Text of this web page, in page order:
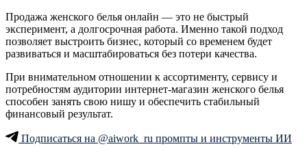
Продажа женского белья онлайн — это не быстрый
эксперимент, а долгосрочная работа. Именно такой подход
позволяет выстроить бизнес, который со временем будет
развиваться и масштабироваться без потери качества.
При внимательном отношении к ассортименту, сервису и
потребностям аудитории интернет-магазин женского белья
способен занять свою нишу и обеспечить стабильный
финансовый результат.
Подписаться на @aiwork_ru промпты и инструменты ИИ